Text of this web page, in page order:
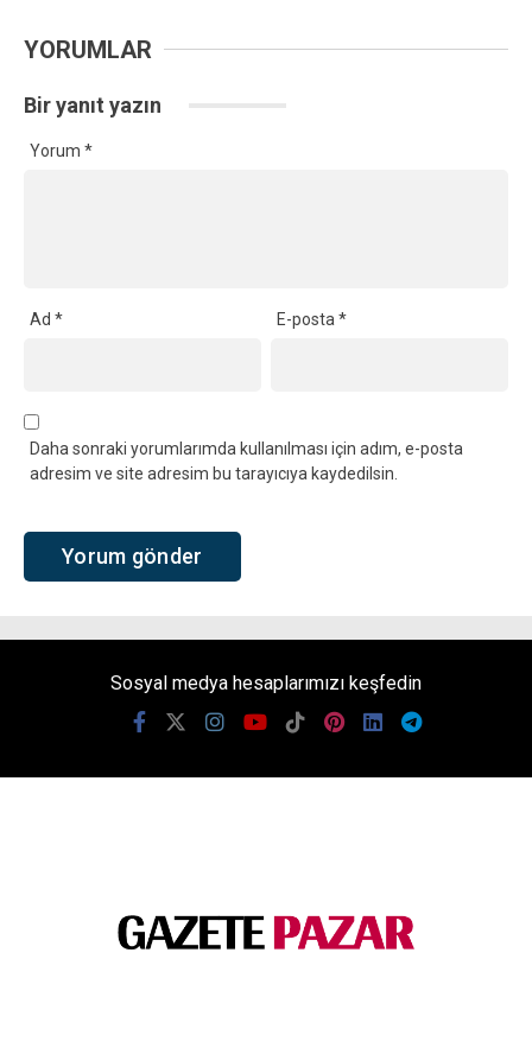
YORUMLAR
Bir yanıt yazın
Yorum *
Ad * E-posta*
Daha sonraki yorumlarımda kullanılması için adım, e-posta
adresim ve site adresim bu tarayıcıya kaydedilsin.
Sosyal medya hesaplarımızı keşfedin